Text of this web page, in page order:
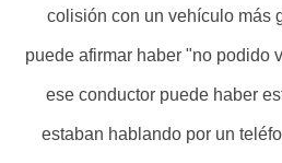
colisión con un vehículo más
puede afirmar haber "no podido
ese conductor puede haber
estaban hablando por un